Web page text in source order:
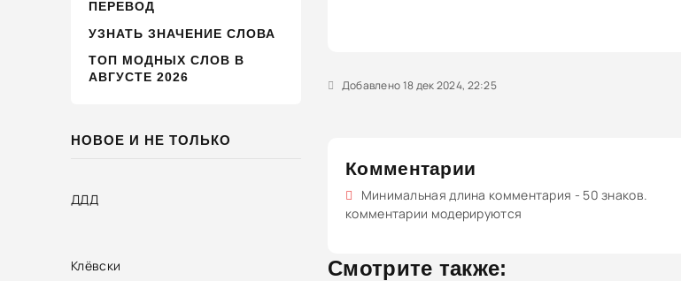
ПЕРЕВОД
УЗНАТЬ ЗНАЧЕНИЕ СЛОВА
ТОП МОДНЫХ СЛОВ В
АВГУСТЕ 2026
НОВОЕ И НЕ ТОЛЬКО
ДДД
Клёвски
Добавлено 18 дек 2024, 22:25
Комментарии
Минимальная длина комментария - 50 знаков.
комментарии модерируются
Смотрите также: